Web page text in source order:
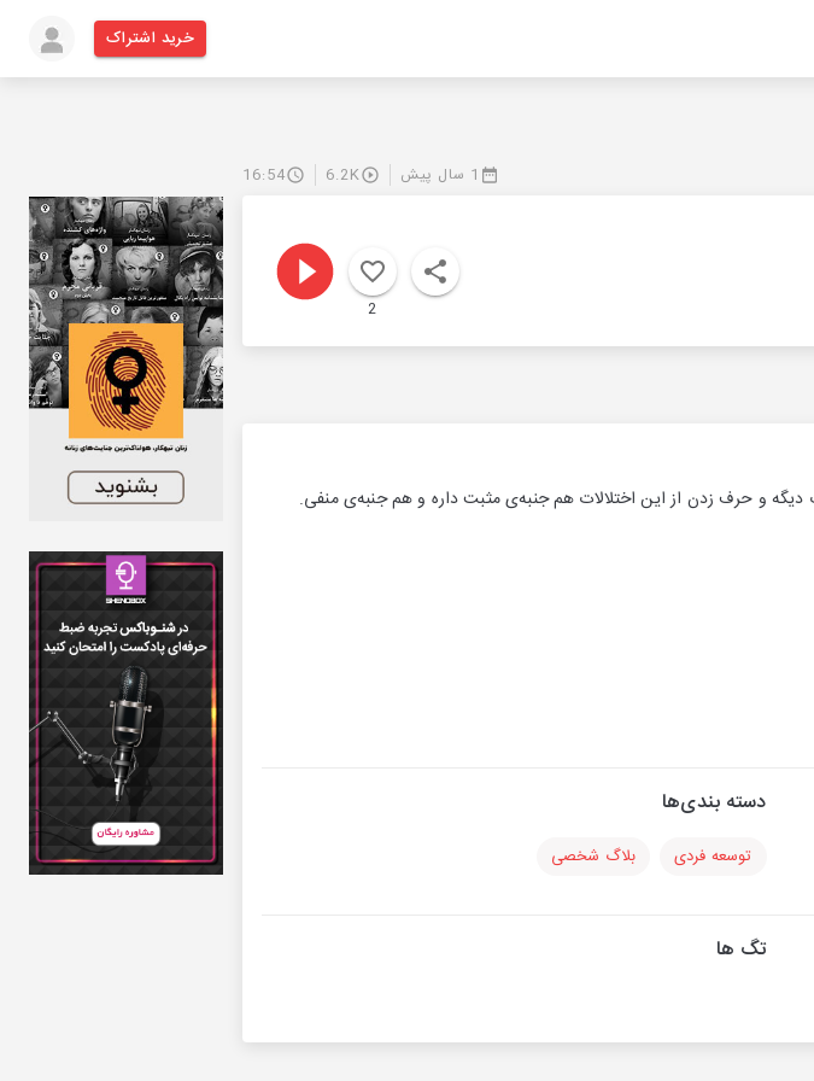
خرید اشتراک
1 سال پیش 6.2K
16:54
2
دسته بندی‌ها
توسعه فردی بلاگ شخصی
تگ ها